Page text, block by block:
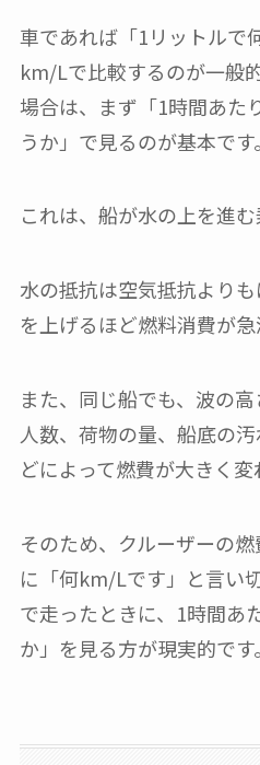
車であれば「1リットルで
km/Lで比較するのが一般
場合は、まず「1時間あた
うか」で見るのが基本です。
これは、船が水の上を進む
水の抵抗は空気抵抗より
を上げるほど燃料消費が急
また、同じ船でも、波の
人数、荷物の量、船底の
どによって燃費が大きく変
そのため、クルーザーの
に「何km/Lです」と言い
で走ったときに、1時間あ
か」を見る方が現実的です。